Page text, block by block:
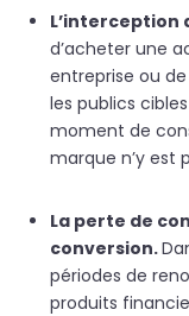
L’interception
d’acheter une
entreprise ou
les publics
moment de
marque n’y est
La perte de
conversion.
périodes de
produits